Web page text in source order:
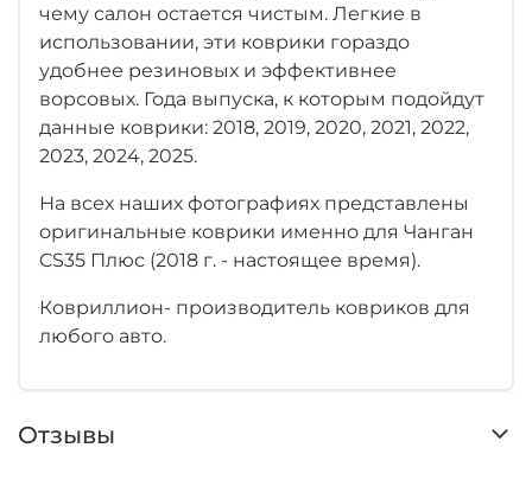
чему салон остается чистым. Легкие в
использовании, эти коврики гораздо
удобнее резиновых и эффективнее
ворсовых. Года выпуска, к которым подойдут
данные коврики: 2018, 2019, 2020, 2021, 2022,
2023, 2024, 2025.
На всех наших фотографиях представлены
оригинальные коврики именно для Чанган
CS35 Плюс (2018 г. - настоящее время).
Ковриллион- производитель ковриков для
любого авто.
Отзывы